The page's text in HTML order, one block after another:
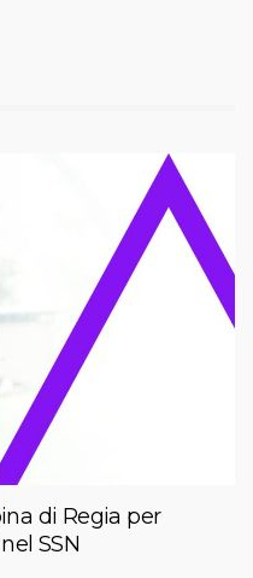
di Regia per
SSN